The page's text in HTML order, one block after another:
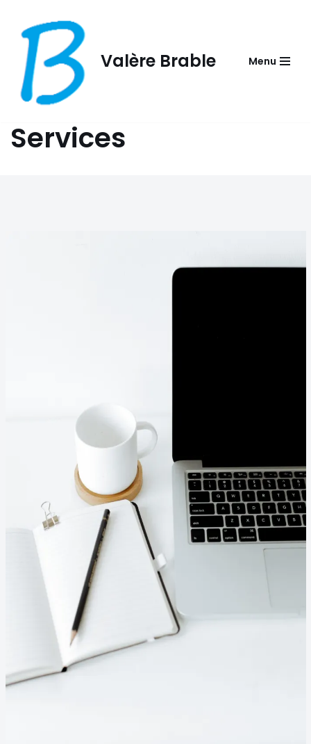
Aller
contenu
Valère Brable Menu
Services